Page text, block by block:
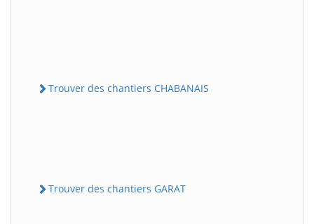
Trouver des chantiers CHABANAIS
Trouver des chantiers GARAT